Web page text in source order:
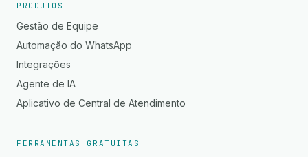
PRODUTOS
Gestão de Equipe
Automação do WhatsApp
Integrações
Agente de IA
Aplicativo de Central de Atendimento
FERRAMENTAS GRATUITAS